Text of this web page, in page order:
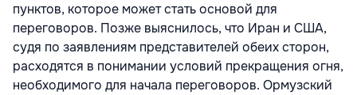
пунктов, которое может стать основой для
переговоров. Позже выяснилось, что Иран и США,
судя по заявлениям представителей обеих сторон,
расходятся в понимании условий прекращения огня,
необходимого для начала переговоров. Ормузский